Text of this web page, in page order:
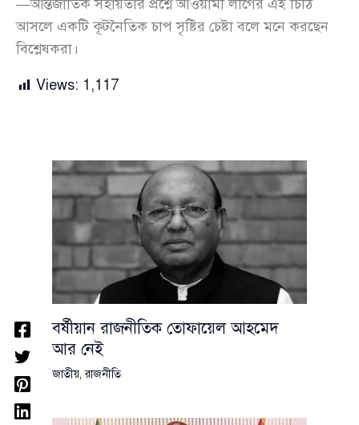
—আন্তর্জাতিক সহায়তার প্রশ্নে আওয়ামী লীগের এই চিঠি
আসলে একটি কূটনৈতিক চাপ সৃষ্টির চেষ্টা বলে মনে করছেন
বিশ্লেষকরা।
Views: 1,117
বর্ষীয়ান রাজনীতিক তোফায়েল আহমেদ
আর নেই
জাতীয়,রাজনীতি